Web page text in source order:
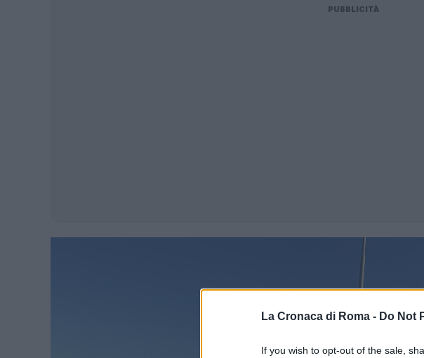
La Cronaca di Roma - Do Not
If you wish to opt-out of the sale,
PUBBLICITÀ